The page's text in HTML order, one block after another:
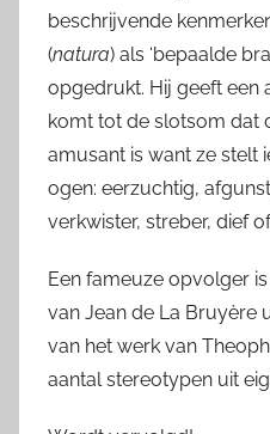
beschrijvende
(natura) als ‘bepaalde
opgedrukt. Hij geeft een
komt tot de slotsom dat
amusant is want ze stelt
ogen: eerzuchtig,
verkwister, streber, dief
Een fameuze opvolger
van Jean de La Bruyère
van het werk van
aantal stereotypen uit